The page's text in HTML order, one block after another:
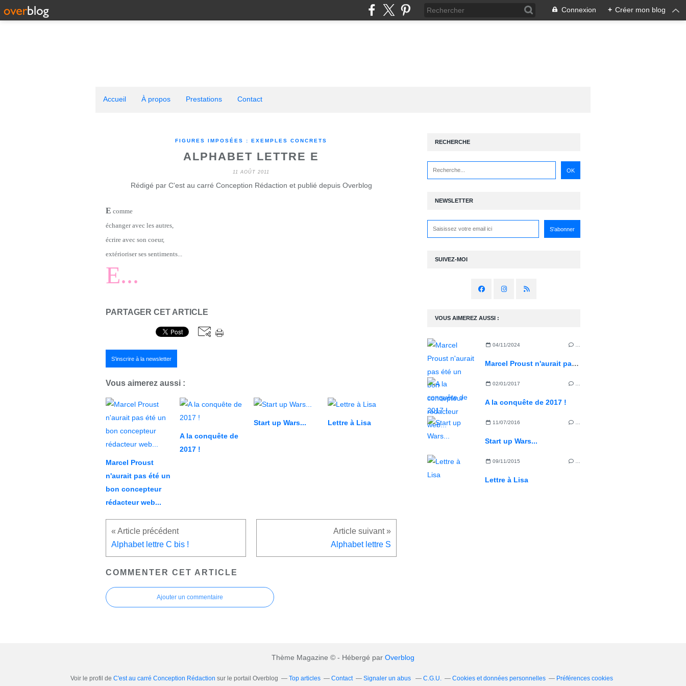
Connexion + Créer mon blog
Accueil À propos Prestations Contact
FIGURES IMPOSÉES : EXEMPLES CONCRETS
ALPHABET LETTRE E
11 AOÛT 2011
Rédigé par C'est au carré Conception Rédaction et publié depuis Overblog
E comme
échanger avec les autres,
écrire avec son coeur,
extérioriser ses sentiments...
E...
PARTAGER CET ARTICLE
S'inscrire à la newsletter
Vous aimerez aussi :
Marcel Proust
n'aurait pas été un
bon concepteur
rédacteur web...
A la conquête de
2017 !
Start up Wars... Lettre à Lisa
Alphabet lettre C bis ! Alphabet lettre S
COMMENTER CET ARTICLE
Ajouter un commentaire
NEWSLETTER
SUIVEZ-MOI
RECHERCHE
VOUS AIMEREZ AUSSI :
04/11/2024
Marcel Proust n'aurait pas été un bon concepteur rédacteur web...
02/01/2017
A la conquête de 2017 !
11/07/2016
Start up Wars...
09/11/2015
Lettre à Lisa
Thème Magazine © - Hébergé par Overblog
Voir le profil de C'est au carré Conception Rédaction sur le portail Overblog Top articles Contact Signaler un abus C.G.U. Cookies et données personnelles Préférences cookies